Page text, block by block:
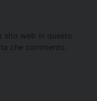
sito web in questo
che commento.